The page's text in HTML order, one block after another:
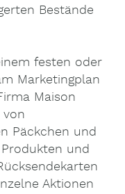
Bestände
festen oder
Marketingplan
Maison
von
Päckchen und
und
Aktionen